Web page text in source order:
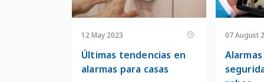
12 May 2023
Últimas tendencias en
alarmas para casas
07 August